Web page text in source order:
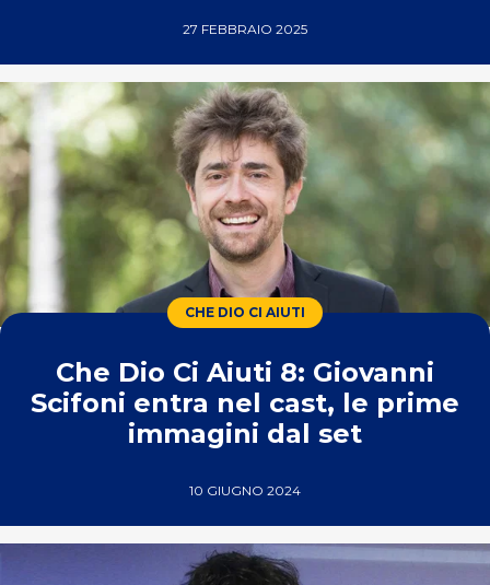
27 FEBBRAIO 2025
CHE DIO CI AIUTI
Che Dio Ci Aiuti 8: Giovanni
Scifoni entra nel cast, le prime
immagini dal set
10 GIUGNO 2024